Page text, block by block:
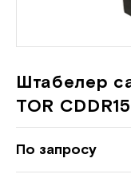
Штабелер
TOR
По запросу